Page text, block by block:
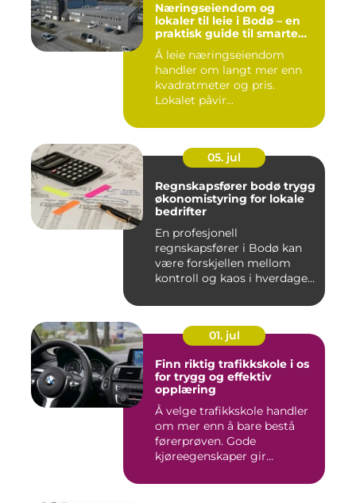
Næringseiendom og
lokaler til leie i Bodø – en
praktisk guide til smarte
valg
Å leie næringseiendom
handler om langt mer enn
kvadratmeter og pris.
Lokalet påvir...
05. jul
Regnskapsfører bodø trygg
økonomistyring for lokale
bedrifter
En profesjonell
regnskapsfører i Bodø kan
være forskjellen mellom
kontroll og kaos i hverdagen.
01. jul
Finn riktig trafikkskole i os
for trygg og effektiv
opplæring
Å velge trafikkskole handler
om mer enn å bare bestå
førerprøven. Gode
kjøreegenskaper gir